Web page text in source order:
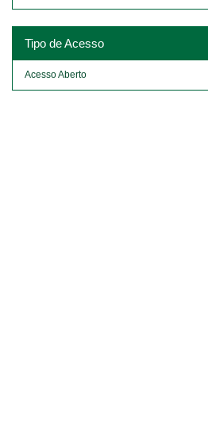
Tipo de Acesso
Acesso Aberto